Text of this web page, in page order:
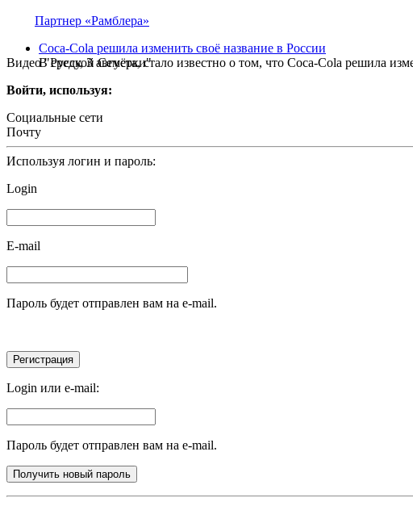
Видео "Русской Семёрки"
Партнер «Рамблера»
Coca-Cola решила изменить своё название в России
В среду, 3 августа, стало известно о том, что Coca-Cola решила
Войти, используя:
Социальные сети
Почту
Используя логин и пароль:
Login
E-mail
Пароль будет отправлен вам на e-mail.
Login или e-mail:
Пароль будет отправлен вам на e-mail.